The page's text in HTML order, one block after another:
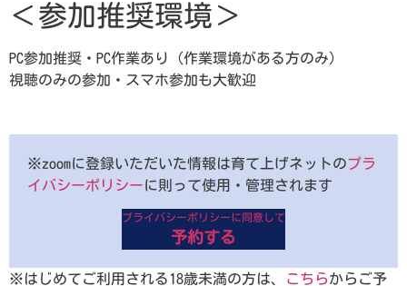
＜参加推奨環境＞
PC参加推奨・PC作業あり（作業環境がある方のみ）
視聴のみの参加・スマホ参加も大歓迎
※zoomに登録いただいた情報は育て上げネットのプラ
イバシーポリシーに則って使用・管理されます
プライバシーポリシーに同意して
予約する
※はじめてご利用される18歳未満の方は、 こちらからご予